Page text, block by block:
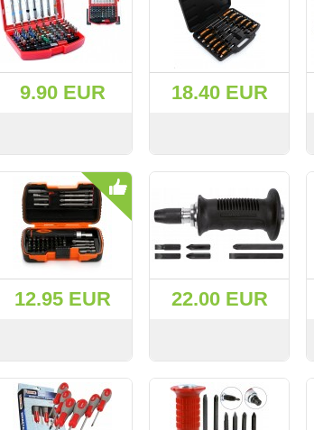
9.90 EUR
СМОТРЕТЬKУПИТЬ
18.40 EUR
СМОТРЕТЬKУПИТЬ
12.95 EUR
СМОТРЕТЬKУПИТЬ
22.00 EUR
СМОТРЕТЬKУПИТЬ